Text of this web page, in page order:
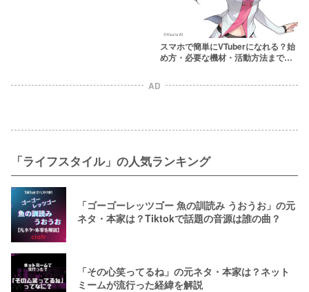
スマホで簡単にVTuberになれる？始
め方・必要な機材・活動方法まで徹
AD
「ライフスタイル」の人気ランキング
「ゴーゴーレッツゴー 魚の訓読み うおうお」の元
ネタ・本家は？Tiktokで話題の音源は誰の曲？
「その心笑ってるね」の元ネタ・本家は？ネット
ミームが流行った経緯を解説